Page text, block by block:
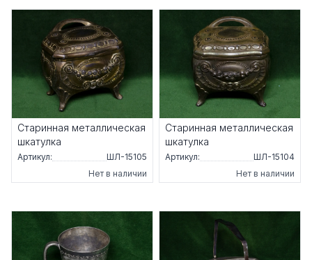
Старинная металлическая
шкатулка
Артикул:
ШЛ-15105
Нет в наличии
Старинная металлическая
шкатулка
Артикул:
ШЛ-15104
Нет в наличии